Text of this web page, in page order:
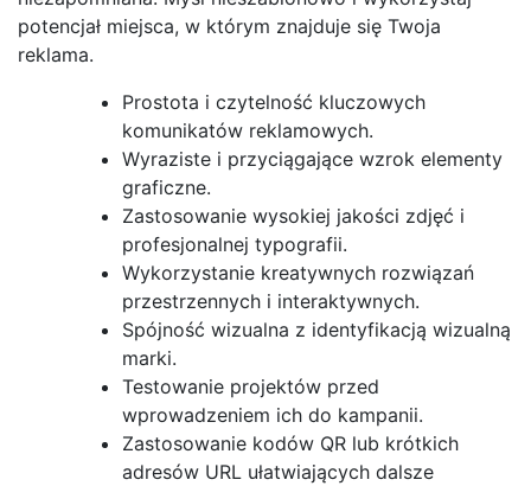
potencjał miejsca, w którym znajduje się Twoja
reklama.
Prostota i czytelność kluczowych
komunikatów reklamowych.
Wyraziste i przyciągające wzrok elementy
graficzne.
Zastosowanie wysokiej jakości zdjęć i
profesjonalnej typografii.
Wykorzystanie kreatywnych rozwiązań
przestrzennych i interaktywnych.
Spójność wizualna z identyfikacją wizualną
marki.
Testowanie projektów przed
wprowadzeniem ich do kampanii.
Zastosowanie kodów QR lub krótkich
adresów URL ułatwiających dalsze